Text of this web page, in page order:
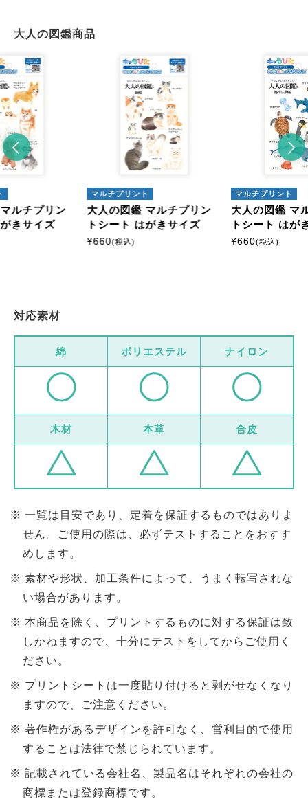
大人の図鑑商品
大人の図鑑 マルチプリン
トシート はがきサイズ
大人の図鑑 マルチプリン
トシート はがきサイズ
対応素材
綿 ポリエステル ナイロン
木材 本革 合皮
一覧は目安であり、定着を保証するものではありま
せん。ご使用の際は、必ずテストすることをおすす
めします。
素材や形状、加工条件によって、うまく転写されな
い場合があります。
本商品を除く、プリントするものに対する保証は致
しかねますので、十分にテストをしてからご使用く
ださい。
プリントシートは一度貼り付けると剥がせなくなり
ますので、ご注意ください。
著作権があるデザインを許可なく、営利目的で使用
することは法律で禁じられています。
記載されている会社名、製品名はそれぞれの会社の
商標または登録商標です。